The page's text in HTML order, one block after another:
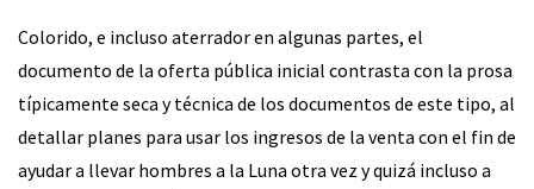
Colorido, e incluso aterrador en algunas partes, el
documento de la oferta pública inicial contrasta con la prosa
típicamente seca y técnica de los documentos de este tipo, al
detallar planes para usar los ingresos de la venta con el fin de
ayudar a llevar hombres a la Luna otra vez y quizá incluso a